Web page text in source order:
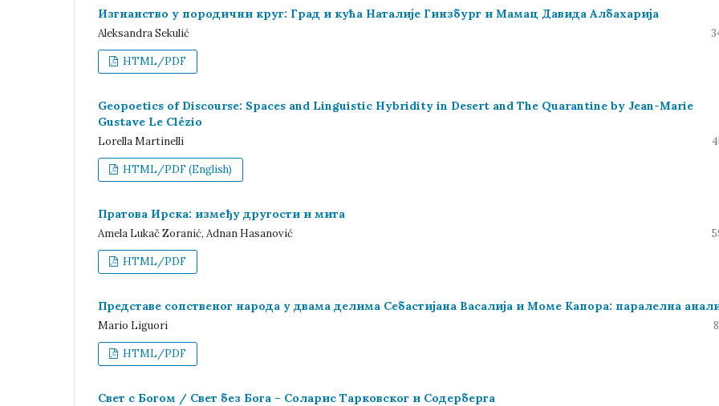
Изгнанство у породични круг: Град и кућа Наталије Гинзбург и Мамац Давида Албахарија
Aleksandra Sekulić
HTML/PDF
Geopoetics of Discourse: Spaces and Linguistic Hybridity in Desert and The Quarantine by Jean-Marie
Gustave Le Clézio
Lorella Martinelli
HTML/PDF (English)
Пратова Ирска: између другости и мита
Amela Lukač Zoranić, Adnan Hasanović
HTML/PDF
Представе сопственог народа у двама делима Себастијана Васалија и Моме Капора: паралелна
Mario Liguori
HTML/PDF
Свет с Богом / Свет без Бога – Соларис Тарковског и Содерберга